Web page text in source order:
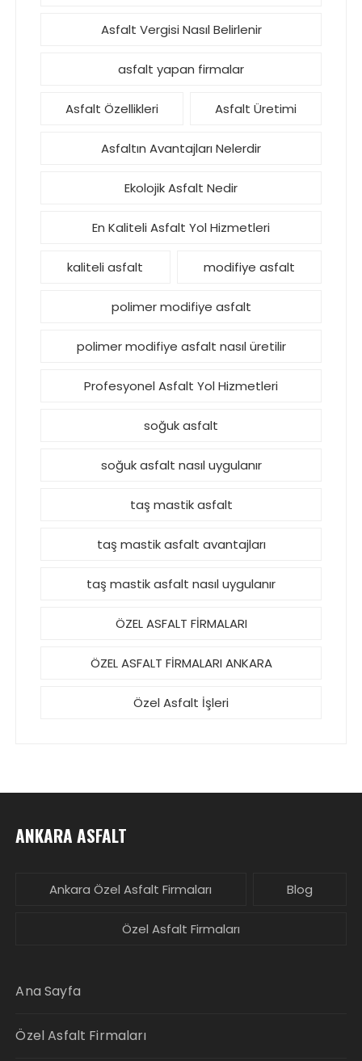
Asfalt Vergisi Nasıl Belirlenir
asfalt yapan firmalar
Asfalt Özellikleri Asfalt Üretimi
Asfaltın Avantajları Nelerdir
Ekolojik Asfalt Nedir
En Kaliteli Asfalt Yol Hizmetleri
kaliteli asfalt modifiye asfalt
polimer modifiye asfalt
polimer modifiye asfalt nasıl üretilir
Profesyonel Asfalt Yol Hizmetleri
soğuk asfalt
soğuk asfalt nasıl uygulanır
taş mastik asfalt
taş mastik asfalt avantajları
taş mastik asfalt nasıl uygulanır
ÖZEL ASFALT FİRMALARI
ÖZEL ASFALT FİRMALARI ANKARA
Özel Asfalt İşleri
ANKARA ASFALT
Ankara Özel Asfalt Firmaları Blog
Özel Asfalt Firmaları
Ana Sayfa
Özel Asfalt Firmaları